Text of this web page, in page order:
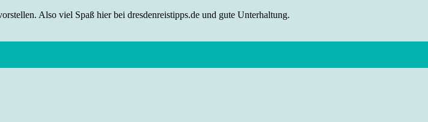
Also viel Spaß hier bei dresdenreistipps.de und gute Unterhaltung.